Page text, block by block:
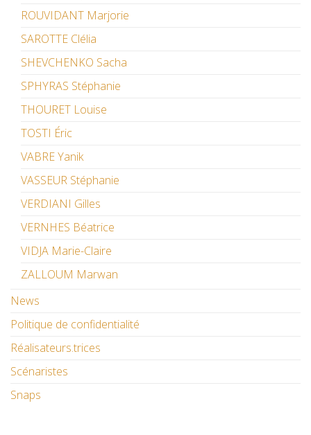
ROUVIDANT Marjorie
SAROTTE Clélia
SHEVCHENKO Sacha
SPHYRAS Stéphanie
THOURET Louise
TOSTI Éric
VABRE Yanik
VASSEUR Stéphanie
VERDIANI Gilles
VERNHES Béatrice
VIDJA Marie-Claire
ZALLOUM Marwan
News
Politique de confidentialité
Réalisateurs.trices
Scénaristes
Snaps